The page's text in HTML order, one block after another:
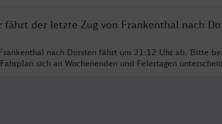
fährt der letzte Zug von Frankenthal nach
nach Dorsten fährt um 21:12 Uhr ab. Bitte
sich an Wochenenden und Feiertagen